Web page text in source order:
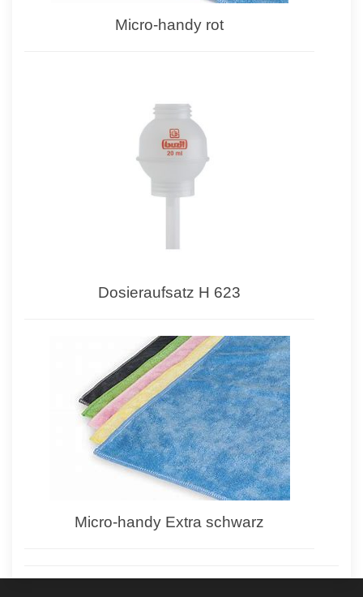
Micro-handy rot
Dosieraufsatz H 623
Micro-handy Extra schwarz